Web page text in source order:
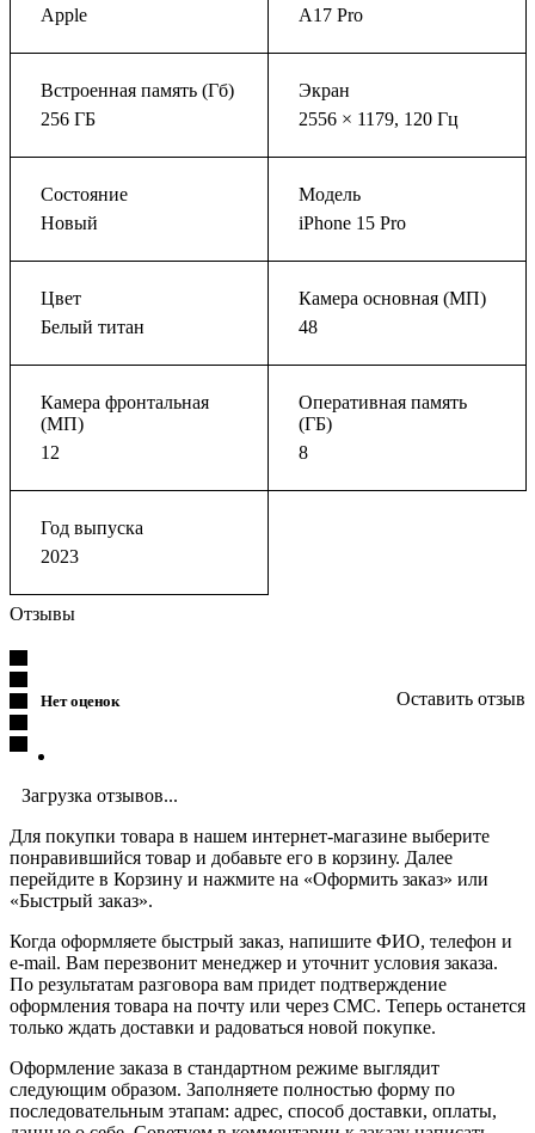
Apple
A17 Pro
Встроенная память (Гб)
256 ГБ
Экран
2556 × 1179, 120 Гц
Состояние
Новый
Модель
iPhone 15 Pro
Цвет
Белый титан
Камера основная (МП)
48
Камера фронтальная
(МП)
12
Оперативная память
(ГБ)
8
Год выпуска
2023
Отзывы
Нет оценок Оставить отзыв
Загрузка отзывов...
Для покупки товара в нашем интернет-магазине выберите
понравившийся товар и добавьте его в корзину. Далее
перейдите в Корзину и нажмите на «Оформить заказ» или
«Быстрый заказ».
Когда оформляете быстрый заказ, напишите ФИО, телефон и
e-mail. Вам перезвонит менеджер и уточнит условия заказа.
По результатам разговора вам придет подтверждение
оформления товара на почту или через СМС. Теперь останется
только ждать доставки и радоваться новой покупке.
Оформление заказа в стандартном режиме выглядит
следующим образом. Заполняете полностью форму по
последовательным этапам: адрес, способ доставки, оплаты,